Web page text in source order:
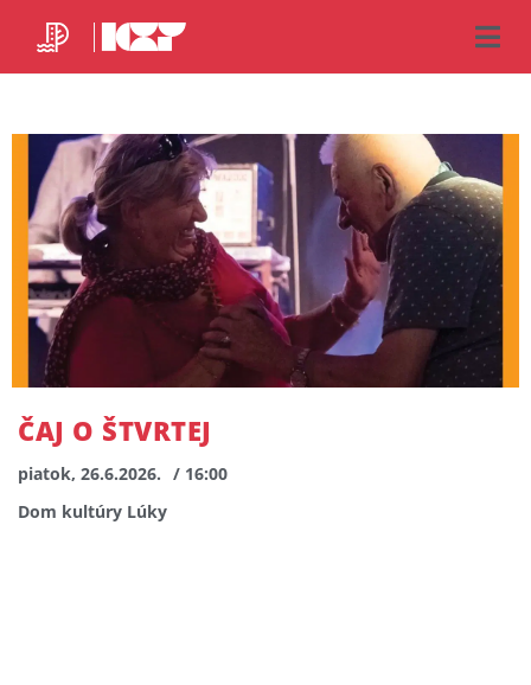
ČAJ O ŠTVRTEJ
piatok, 26.6.2026. / 16:00
Dom kultúry Lúky